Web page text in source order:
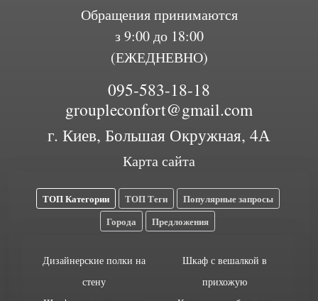
Обращения принимаются
з 9:00 до 18:00
(ЕЖЕДНЕВНО)
095-583-18-18
groupleconfort@gmail.com
г. Киев, Большая Окружная, 4А
Карта сайта
ТОП Категории ТОП Теги
Популярные запросы
Города
Предложения
Дизайнерские полки на
стену
Шкаф с вешалкой в
прихожую